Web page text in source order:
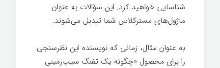
شناسایی خواهید کرد. این سؤالات به عنوان
ماژول‌های مسترکلاس شما تبدیل می‌شوند.
به عنوان مثال، زمانی که نویسنده این نظرسنجی
را برای محصول «چگونه یک تفنگ سیب‌زمینی